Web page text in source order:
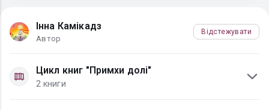
Інна Камікадз
Автор
Відстежувати
Цикл книг "Примхи долі"
2 книги